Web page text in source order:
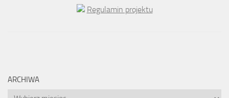
Regulamin projektu
ARCHIWA
Archiwa